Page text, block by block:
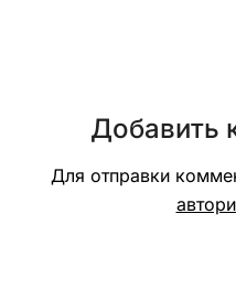
Добавить
Для отправки